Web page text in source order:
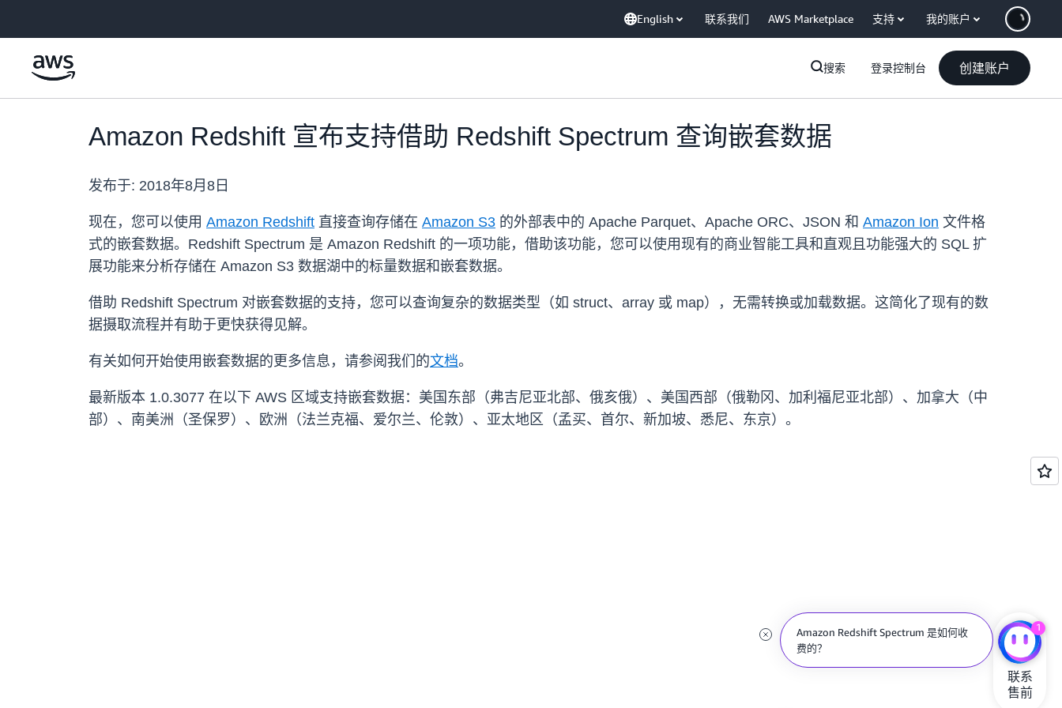
English 联系我们 AWS Marketplace 支持 我的账户
搜索 登录控制台 创建账户
Amazon Redshift 宣布支持借助 Redshift Spectrum 查询嵌套数据
发布于: 2018年8月8日
现在，您可以使用 Amazon Redshift 直接查询存储在 Amazon S3 的外部表中的 Apache Parquet、Apache ORC、JSON 和 Amazon Ion 文件格
式的嵌套数据。Redshift Spectrum 是 Amazon Redshift 的一项功能，借助该功能，您可以使用现有的商业智能工具和直观且功能强大的 SQL 扩
展功能来分析存储在 Amazon S3 数据湖中的标量数据和嵌套数据。
借助 Redshift Spectrum 对嵌套数据的支持，您可以查询复杂的数据类型（如 struct、array 或 map），无需转换或加载数据。这简化了现有的数
据摄取流程并有助于更快获得见解。
有关如何开始使用嵌套数据的更多信息，请参阅我们的文档。
最新版本 1.0.3077 在以下 AWS 区域支持嵌套数据：美国东部（弗吉尼亚北部、俄亥俄）、美国西部（俄勒冈、加利福尼亚北部）、加拿大（中
部）、南美洲（圣保罗）、欧洲（法兰克福、爱尔兰、伦敦）、亚太地区（孟买、首尔、新加坡、悉尼、东京）。
Amazon Redshift Spectrum 是如何收
费的？
1
联系
售前